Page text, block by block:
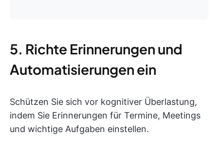
5. Richte Erinnerungen und
Automatisierungen ein
Schützen Sie sich vor kognitiver Überlastung,
indem Sie Erinnerungen für Termine, Meetings
und wichtige Aufgaben einstellen.